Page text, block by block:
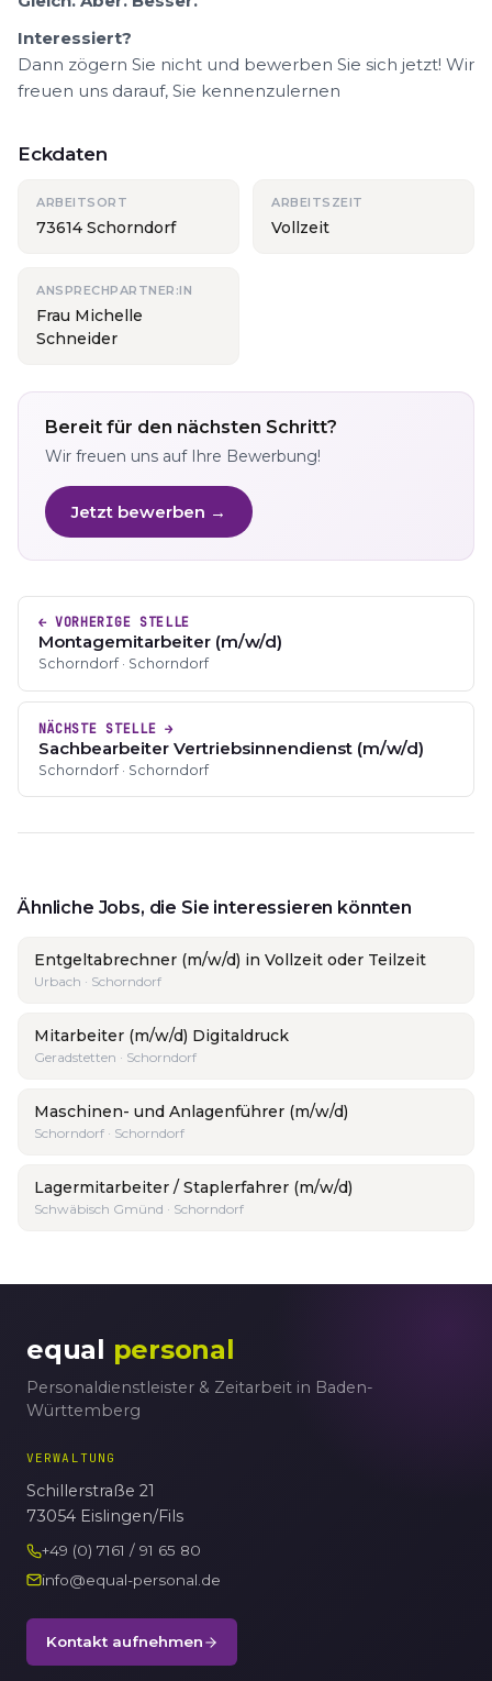
Interessiert?
Dann zögern Sie nicht und bewerben Sie sich jetzt! Wir
freuen uns darauf, Sie kennenzulernen
Eckdaten
ARBEITSORT
73614 Schorndorf
ARBEITSZEIT
Vollzeit
ANSPRECHPARTNER:IN
Frau Michelle
Schneider
Bereit für den nächsten Schritt?
Wir freuen uns auf Ihre Bewerbung!
Jetzt bewerben →
← VORHERIGE STELLE
Montagemitarbeiter (m/w/d)
Schorndorf · Schorndorf
NÄCHSTE STELLE →
Sachbearbeiter Vertriebsinnendienst (m/w/d)
Schorndorf · Schorndorf
Ähnliche Jobs, die Sie interessieren könnten
Entgeltabrechner (m/w/d) in Vollzeit oder Teilzeit
Urbach · Schorndorf
Mitarbeiter (m/w/d) Digitaldruck
Geradstetten · Schorndorf
Maschinen- und Anlagenführer (m/w/d)
Schorndorf · Schorndorf
Lagermitarbeiter / Staplerfahrer (m/w/d)
Schwäbisch Gmünd · Schorndorf
equal personal
Personaldienstleister & Zeitarbeit in Baden-
Württemberg
VERWALTUNG
Schillerstraße 21
73054 Eislingen/Fils
+49 (0) 7161 / 91 65 80
info@equal-personal.de
Kontakt aufnehmen